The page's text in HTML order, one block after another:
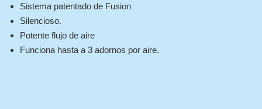
Sistema patentado de Fusion
Silencioso.
Potente flujo de aire
Funciona hasta a 3 adornos por aire.